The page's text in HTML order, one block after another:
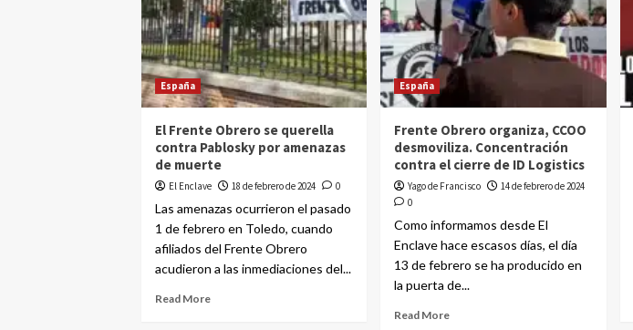
España
El Frente Obrero se querella
contra Pablosky por amenazas
de muerte
El Enclave 18 de febrero de 2024 0
Las amenazas ocurrieron el pasado
1 de febrero en Toledo, cuando
afiliados del Frente Obrero
acudieron a las inmediaciones del...
Read More
España
Frente Obrero organiza, CCOO
desmoviliza. Concentración
contra el cierre de ID Logistics
Yago de Francisco
14 de febrero de 2024
0
Como informamos desde El
Enclave hace escasos días, el día
13 de febrero se ha producido en
la puerta de...
Read More